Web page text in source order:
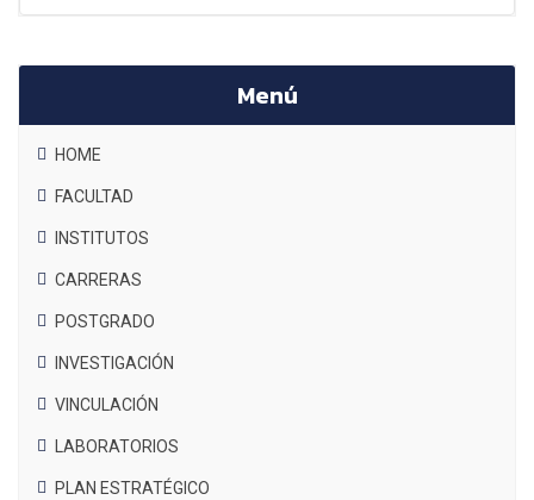
Menú
HOME
FACULTAD
INSTITUTOS
CARRERAS
POSTGRADO
INVESTIGACIÓN
VINCULACIÓN
LABORATORIOS
PLAN ESTRATÉGICO